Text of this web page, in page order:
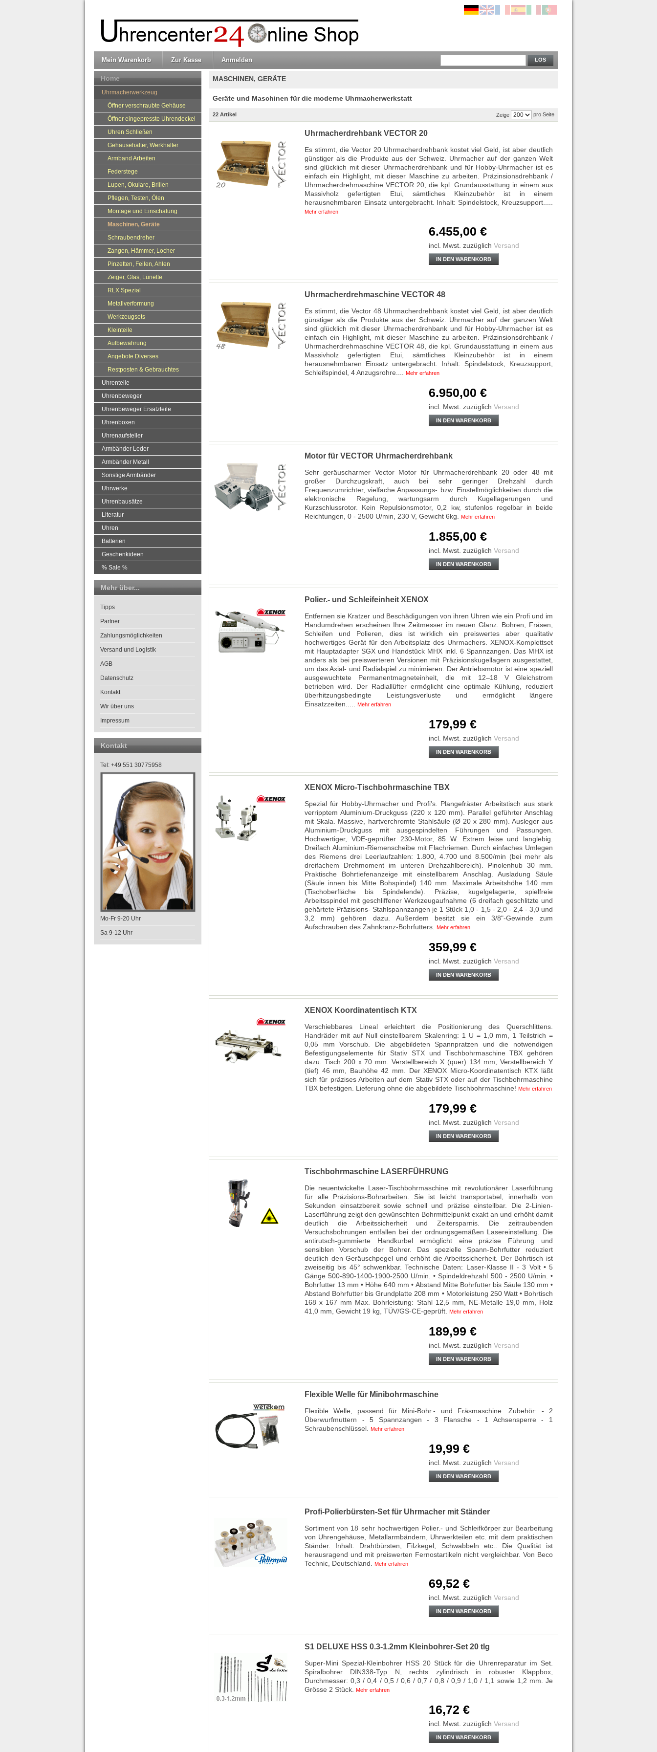
Mein Warenkorb Zur Kasse Anmelden LOS
MASCHINEN, GERÄTE
Geräte und Maschinen für die moderne Uhrmacherwerkstatt
22 Artikel Zeige pro Seite
Uhrmacherdrehbank VECTOR 20
Es stimmt, die Vector 20 Uhrmacherdrehbank kostet viel Geld, ist aber deutlich
günstiger als die Produkte aus der Schweiz. Uhrmacher auf der ganzen Welt
sind glücklich mit dieser Uhrmacherdrehbank und für Hobby-Uhrmacher ist es
einfach ein Highlight, mit dieser Maschine zu arbeiten. Präzinsionsdrehbank /
Uhrmacherdrehmaschine VECTOR 20, die kpl. Grundausstattung in einem aus
Massivholz gefertigten Etui, sämtliches Kleinzubehör ist in einem
herausnehmbaren Einsatz untergebracht. Inhalt: Spindelstock, Kreuzsupport.....
Mehr erfahren
6.455,00 €
incl. Mwst. zuzüglich Versand
IN DEN WARENKORB
Uhrmacherdrehmaschine VECTOR 48
Es stimmt, die Vector 48 Uhrmacherdrehbank kostet viel Geld, ist aber deutlich
günstiger als die Produkte aus der Schweiz. Uhrmacher auf der ganzen Welt
sind glücklich mit dieser Uhrmacherdrehbank und für Hobby-Uhrmacher ist es
einfach ein Highlight, mit dieser Maschine zu arbeiten. Präzinsionsdrehbank /
Uhrmacherdrehmaschine VECTOR 48, die kpl. Grundausstattung in einem aus
Massivholz gefertigten Etui, sämtliches Kleinzubehör ist in einem
herausnehmbaren Einsatz untergebracht. Inhalt: Spindelstock, Kreuzsupport,
Schleifspindel, 4 Anzugsrohre....
Mehr erfahren
6.950,00 €
incl. Mwst. zuzüglich Versand
IN DEN WARENKORB
Motor für VECTOR Uhrmacherdrehbank
Sehr geräuscharmer Vector Motor für Uhrmacherdrehbank 20 oder 48 mit
großer Durchzugskraft, auch bei sehr geringer Drehzahl durch
Frequenzumrichter, vielfache Anpassungs- bzw. Einstellmöglichkeiten durch die
elektronische Regelung, wartungsarm durch Kugellagerungen und
Kurzschlussrotor. Kein Repulsionsmotor, 0,2 kw, stufenlos regelbar in beide
Reichtungen, 0 - 2500 U/min, 230 V, Gewicht 6kg.
Mehr erfahren
1.855,00 €
incl. Mwst. zuzüglich Versand
IN DEN WARENKORB
Polier.- und Schleifeinheit XENOX
Entfernen sie Kratzer und Beschädigungen von ihren Uhren wie ein Profi und im
Handumdrehen erscheinen Ihre Zeitmesser im neuen Glanz. Bohren, Fräsen,
Schleifen und Polieren, dies ist wirklich ein preiswertes aber qualitativ
hochwertiges Gerät für den Arbeitsplatz des Uhrmachers. XENOX-Komplettset
mit Hauptadapter SGX und Handstück MHX inkl. 6 Spannzangen. Das MHX ist
anders als bei preiswerteren Versionen mit Präzisionskugellagern ausgestattet,
um das Axial- und Radialspiel zu minimieren. Der Antriebsmotor ist eine speziell
ausgewuchtete Permanentmagneteinheit, die mit 12–18 V Gleichstrom
betrieben wird. Der Radiallüfter ermöglicht eine optimale Kühlung, reduziert
überhitzungsbedingte Leistungsverluste und ermöglicht längere
Einsatzzeiten.....
Mehr erfahren
179,99 €
incl. Mwst. zuzüglich Versand
IN DEN WARENKORB
XENOX Micro-Tischbohrmaschine TBX
Spezial für Hobby-Uhrmacher und Profi's. Plangefräster Arbeitstisch aus stark
verripptem Aluminium-Druckguss (220 x 120 mm). Parallel geführter Anschlag
mit Skala. Massive, hartverchromte Stahlsäule (Ø 20 x 280 mm). Ausleger aus
Aluminium-Druckguss mit ausgespindelten Führungen und Passungen.
Hochwertiger, VDE-geprüfter 230-Motor, 85 W. Extrem leise und langlebig.
Dreifach Aluminium-Riemenscheibe mit Flachriemen. Durch einfaches Umlegen
des Riemens drei Leerlaufzahlen: 1.800, 4.700 und 8.500/min (bei mehr als
dreifachem Drehmoment im unteren Drehzahlbereich). Pinolenhub 30 mm.
Praktische Bohrtiefenanzeige mit einstellbarem Anschlag. Ausladung Säule
(Säule innen bis Mitte Bohspindel) 140 mm. Maximale Arbeitshöhe 140 mm
(Tischoberfläche bis Spindelende). Präzise, kugelgelagerte, spielfreie
Arbeitsspindel mit geschliffener Werkzeugaufnahme (6 dreifach geschlitzte und
gehärtete Präzisions- Stahlspannzangen je 1 Stück 1,0 - 1,5 - 2,0 - 2,4 - 3,0 und
3,2 mm) gehören dazu. Außerdem besitzt sie ein 3/8"-Gewinde zum
Aufschrauben des Zahnkranz-Bohrfutters.
Mehr erfahren
359,99 €
incl. Mwst. zuzüglich Versand
IN DEN WARENKORB
XENOX Koordinatentisch KTX
Verschiebbares Lineal erleichtert die Positionierung des Querschlittens.
Handräder mit auf Null einstellbarem Skalenring: 1 U = 1,0 mm, 1 Teilstrich =
0,05 mm Vorschub. Die abgebildeten Spannpratzen und die notwendigen
Befestigungselemente für Stativ STX und Tischbohrmaschine TBX gehören
dazu. Tisch 200 x 70 mm. Verstellbereich X (quer) 134 mm, Verstellbereich Y
(tief) 46 mm, Bauhöhe 42 mm. Der XENOX Micro-Koordinatentisch KTX läßt
sich für präzises Arbeiten auf dem Stativ STX oder auf der Tischbohrmaschine
TBX befestigen. Lieferung ohne die abgebildete Tischbohrmaschine! Mehr erfahren
179,99 €
incl. Mwst. zuzüglich Versand
IN DEN WARENKORB
Tischbohrmaschine LASERFÜHRUNG
Die neuentwickelte Laser-Tischbohrmaschine mit revolutionärer Laserführung
für alle Präzisions-Bohrarbeiten. Sie ist leicht transportabel, innerhalb von
Sekunden einsatzbereit sowie schnell und präzise einstellbar. Die 2-Linien-
Laserführung zeigt den gewünschten Bohrmittelpunkt exakt an und erhöht damit
deutlich die Arbeitssicherheit und Zeitersparnis. Die zeitraubenden
Versuchsbohrungen entfallen bei der ordnungsgemäßen Lasereinstellung. Die
antirutsch-gummierte Handkurbel ermöglicht eine präzise Führung und
sensiblen Vorschub der Bohrer. Das spezielle Spann-Bohrfutter reduziert
deutlich den Geräuschpegel und erhöht die Arbeitssicherheit. Der Bohrtisch ist
zweiseitig bis 45° schwenkbar. Technische Daten: Laser-Klasse II - 3 Volt • 5
Gänge 500-890-1400-1900-2500 U/min. • Spindeldrehzahl 500 - 2500 U/min. •
Bohrfutter 13 mm • Höhe 640 mm • Abstand Mitte Bohrfutter bis Säule 130 mm •
Abstand Bohrfutter bis Grundplatte 208 mm • Motorleistung 250 Watt • Bohrtisch
168 x 167 mm Max. Bohrleistung: Stahl 12,5 mm, NE-Metalle 19,0 mm, Holz
41,0 mm, Gewicht 19 kg, TÜV/GS-CE-geprüft.
Mehr erfahren
189,99 €
incl. Mwst. zuzüglich Versand
IN DEN WARENKORB
Flexible Welle für Minibohrmaschine
Flexible Welle, passend für Mini-Bohr.- und Fräsmaschine. Zubehör: - 2
Überwurfmuttern - 5 Spannzangen - 3 Flansche - 1 Achsensperre - 1
Schraubenschlüssel.
Mehr erfahren
19,99 €
incl. Mwst. zuzüglich Versand
IN DEN WARENKORB
Profi-Polierbürsten-Set für Uhrmacher mit Ständer
Sortiment von 18 sehr hochwertigen Polier.- und Schleifkörper zur Bearbeitung
von Uhrengehäuse, Metallarmbändern, Uhrwerkteilen etc. mit dem praktischen
Ständer. Inhalt: Drahtbürsten, Filzkegel, Schwabbeln etc.. Die Qualität ist
herausragend und mit preiswerten Fernostartikeln nicht vergleichbar. Von Beco
Technic, Deutschland.
Mehr erfahren
69,52 €
incl. Mwst. zuzüglich Versand
IN DEN WARENKORB
S1 DELUXE HSS 0.3-1.2mm Kleinbohrer-Set 20 tlg
Super-Mini Spezial-Kleinbohrer HSS 20 Stück für die Uhrenreparatur im Set.
Spiralbohrer DIN338-Typ N, rechts zylindrisch in robuster Klappbox,
Durchmesser: 0,3 / 0,4 / 0,5 / 0,6 / 0,7 / 0,8 / 0,9 / 1,0 / 1,1 sowie 1,2 mm. Je
Grösse 2 Stück.
Mehr erfahren
16,72 €
incl. Mwst. zuzüglich Versand
IN DEN WARENKORB
Home
Uhrmacherwerkzeug
Öffner verschraubte Gehäuse
Öffner eingepresste Uhrendeckel
Uhren Schließen
Gehäusehalter, Werkhalter
Armband Arbeiten
Federstege
Lupen, Okulare, Brillen
Pflegen, Testen, Ölen
Montage und Einschalung
Maschinen, Geräte
Schraubendreher
Zangen, Hämmer, Locher
Pinzetten, Feilen, Ahlen
Zeiger, Glas, Lünette
RLX Spezial
Metallverformung
Werkzeugsets
Kleinteile
Aufbewahrung
Angebote Diverses
Restposten & Gebrauchtes
Uhrenteile
Uhrenbeweger
Uhrenbeweger Ersatzteile
Uhrenboxen
Uhrenaufsteller
Armbänder Leder
Armbänder Metall
Sonstige Armbänder
Uhrwerke
Uhrenbausätze
Literatur
Uhren
Batterien
Geschenkideen
% Sale %
Mehr über...
Tipps
Partner
Zahlungsmöglichkeiten
Versand und Logistik
AGB
Datenschutz
Kontakt
Wir über uns
Impressum
Kontakt
Tel: +49 551 30775958
Mo-Fr 9-20 Uhr
Sa 9-12 Uhr